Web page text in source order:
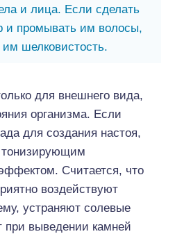
и лица. Если сделать
и промывать им волосы,
им шелковистость.
для внешнего вида,
организма. Если
для создания настоя,
тонизирующим
Считается, что
воздействуют
устраняют солевые
при выведении камней